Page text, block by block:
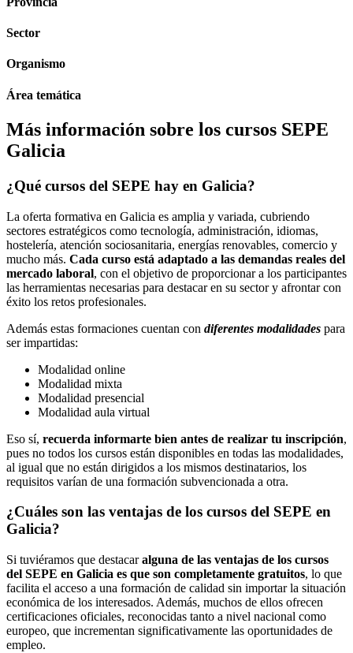
Sector
Organismo
Área temática
Más información sobre los cursos SEPE
Galicia
¿Qué cursos del SEPE hay en Galicia?
La oferta formativa en Galicia es amplia y variada, cubriendo
sectores estratégicos como tecnología, administración, idiomas,
hostelería, atención sociosanitaria, energías renovables, comercio y
mucho más. Cada curso está adaptado a las demandas reales del
mercado laboral, con el objetivo de proporcionar a los participantes
las herramientas necesarias para destacar en su sector y afrontar con
éxito los retos profesionales.
Además estas formaciones cuentan con diferentes modalidades para
ser impartidas:
Modalidad online
Modalidad mixta
Modalidad presencial
Modalidad aula virtual
Eso sí, recuerda informarte bien antes de realizar tu inscripción,
pues no todos los cursos están disponibles en todas las modalidades,
al igual que no están dirigidos a los mismos destinatarios, los
requisitos varían de una formación subvencionada a otra.
¿Cuáles son las ventajas de los cursos del SEPE en
Galicia?
Si tuviéramos que destacaralguna de las ventajas de los cursos
del SEPE en Galicia es que son completamente gratuitos, lo que
facilita el acceso a una formación de calidad sin importar la situación
económica de los interesados. Además, muchos de ellos ofrecen
certificaciones oficiales, reconocidas tanto a nivel nacional como
europeo, que incrementan significativamente las oportunidades de
empleo.